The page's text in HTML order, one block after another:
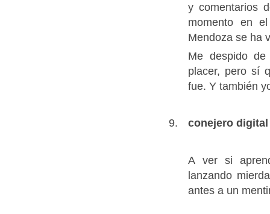
y comentarios
momento en
Mendoza se ha
Me despido
placer, pero sí
fue. Y también
conejero digital
A ver si
lanzando
antes a un